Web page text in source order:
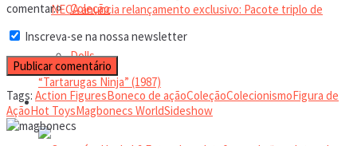
Coleção
Dolls
Manual do colecionador
comentar.
Inscreva-se na nossa newsletter
Tags: Action FiguresBoneco de açãoColeçãoColecionismoFigura de
AçãoHot ToysMagbonecs WorldSideshow